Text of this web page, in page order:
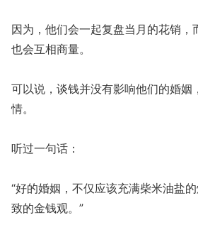
因为，他们会一起复盘当月的花销，
也会互相商量。
可以说，谈钱并没有影响他们的婚姻
情。
听过一句话：
“好的婚姻，不仅应该充满柴米油盐
致的金钱观。”